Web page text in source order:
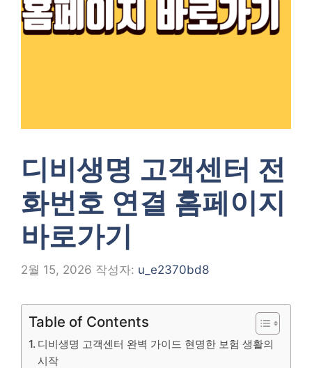
디비생명 고객센터 전
화번호 연결 홈페이지
바로가기
2월 15, 2026 작성자: u_e2370bd8
Table of Contents
디비생명 고객센터 완벽 가이드 현명한 보험 생활의
시작